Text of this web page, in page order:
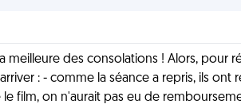
meilleure des consolations ! Alors, pour
: - comme la séance a repris, ils
le film, on n'aurait pas eu de